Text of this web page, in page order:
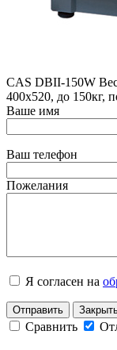
CAS DBII-150W
400х520, до 150кг,
Ваше имя
Ваш телефон
Пожелания
Я согласен на
Отправить
Сравнить